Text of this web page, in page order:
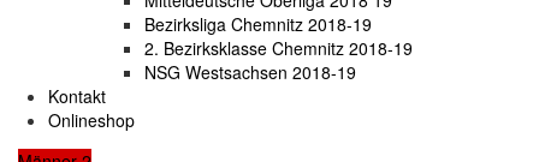
Bezirksliga Chemnitz 2018-19
2. Bezirksklasse Chemnitz 2018-19
NSG Westsachsen 2018-19
Kontakt
Onlineshop